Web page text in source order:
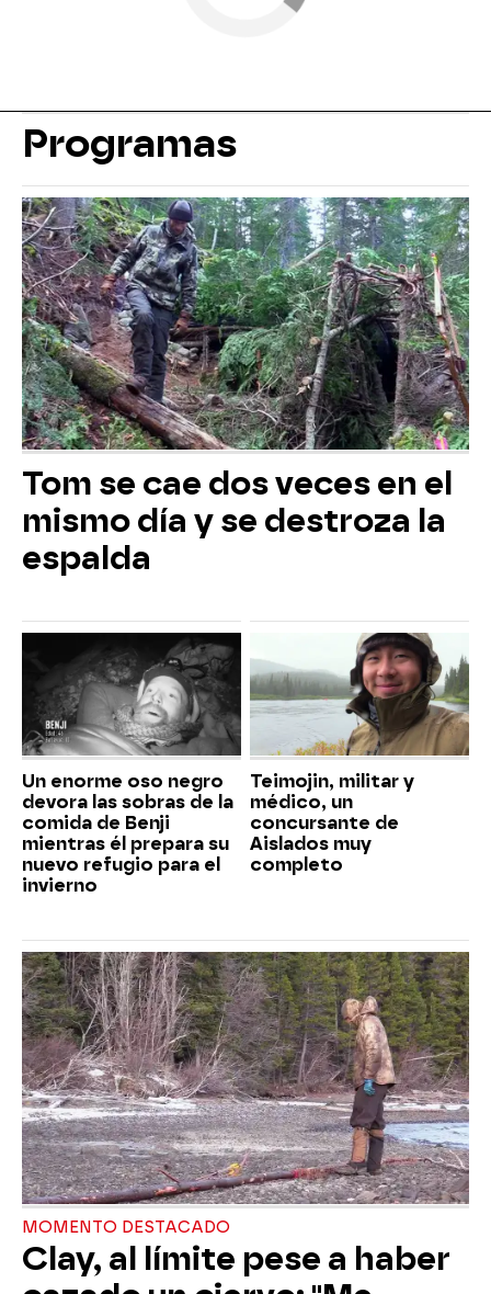
Programas
Tom se cae dos veces en el
mismo día y se destroza la
espalda
Un enorme oso negro
devora las sobras de la
comida de Benji
mientras él prepara su
nuevo refugio para el
invierno
Teimojin, militar y
médico, un
concursante de
Aislados muy
completo
MOMENTO DESTACADO
Clay, al límite pese a haber